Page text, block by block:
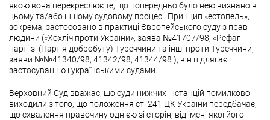
якою вона перекреслює те, що попередньо було нею визнано в
цьому та/або іншому судовому процесі. Принцип «естопель»,
зокрема, застосовано в практиці Європейського суду з прав
людини («Хохліч проти України», заява №41707/98; «Рефаг
парті зі (Партія добробуту) Туреччини та інші проти Туреччини,
заяви №№41340/98, 41342/98, 41344/98 ), він підлягає
застосуванню і українськими судами.
Верховний Суд вважає, що суди нижчих інстанцій помилково
виходили з того, що положення ст. 241 ЦК України передбачає,
що схвалення правочину однією зі сторін, від імені якої його